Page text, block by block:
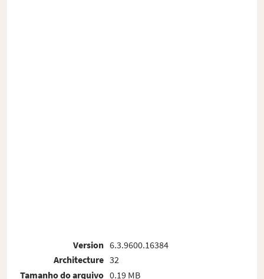
Version
Architecture
Tamanho do arquivo
6.3.9600.16384
32
0.19 MB